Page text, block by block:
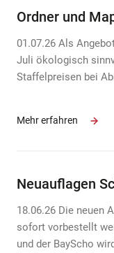
Ordner und
01.07.26 Als
Juli ökologisch
Staffelpreisen bei
Mehr erfahren
Neuauflagen
18.06.26 Die neuen
sofort vorbestellt
und der BayScho